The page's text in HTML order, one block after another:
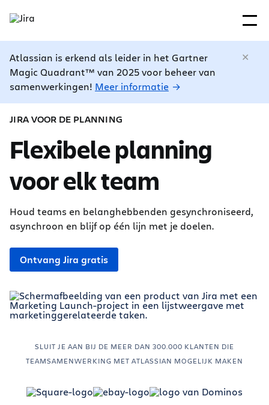
Atlassian is erkend als leider in het Gartner
Magic Quadrant™ van 2025 voor beheer van
samenwerkingen! Meer informatie
JIRA VOOR DE PLANNING
Flexibele planning
voor elk team
Houd teams en belanghebbenden gesynchroniseerd,
asynchroon en blijf op één lijn met je doelen.
Ontvang Jira gratis
SLUIT JE AAN BIJ DE MEER DAN 300.000 KLANTEN DIE
TEAMSAMENWERKING MET ATLASSIAN MOGELIJK MAKEN